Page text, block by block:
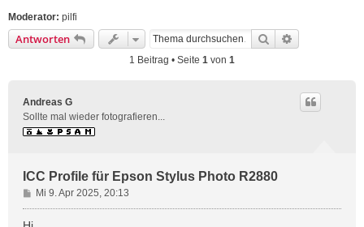
Moderator: pilfi
Antworten Suche
1 Beitrag • Seite 1 von 1
Andreas G
Sollte mal wieder fotografieren...
ICC Profile für Epson Stylus Photo R2880
B
e
i
Mi 9. Apr 2025, 20:13